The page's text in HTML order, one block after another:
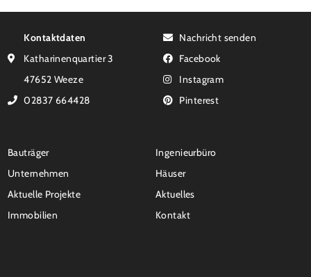
Kontaktdaten
Katharinenquartier 3
47652 Weeze
02837 664428
Nachricht senden
Facebook
Instagram
Pinterest
Bauträger
Ingenieurbüro
Unternehmen
Häuser
Aktuelle Projekte
Aktuelles
Immobilien
Kontakt